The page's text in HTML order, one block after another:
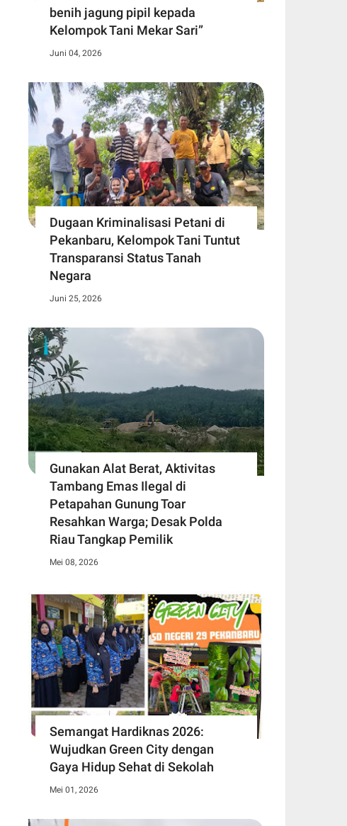
benih jagung pipil kepada
Kelompok Tani Mekar Sari”
Juni 04, 2026
Dugaan Kriminalisasi Petani di
Pekanbaru, Kelompok Tani Tuntut
Transparansi Status Tanah
Negara
Juni 25, 2026
Gunakan Alat Berat, Aktivitas
Tambang Emas Ilegal di
Petapahan Gunung Toar
Resahkan Warga; Desak Polda
Riau Tangkap Pemilik
Mei 08, 2026
Semangat Hardiknas 2026:
Wujudkan Green City dengan
Gaya Hidup Sehat di Sekolah
Mei 01, 2026